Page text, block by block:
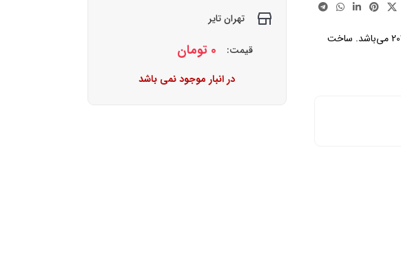
طرح گل لاستیک، Nfera Supreme می‌باشد. تاریخ لاستیک 2023 می‌باشد. ساخت
تهران تایر
قیمت: 0 تومان
در انبار موجود نمی باشد